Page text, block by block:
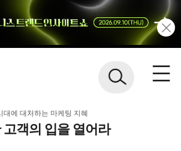
대에 대처하는 마케팅 지혜
객의 입을 열어라